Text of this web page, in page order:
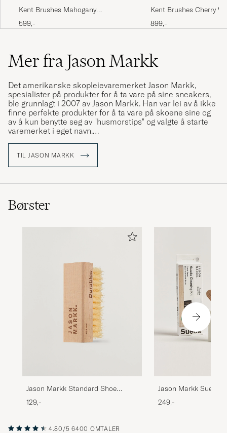
Kent Brushes Mahogany
Cashmere Clothing Brush
599,-
Kent Brushes Cherry
Sided Clothing Brush
899,-
Mer fra Jason Markk
Det amerikanske skopleievaremerket Jason Markk,
spesialister på produkter for å ta vare på sine sneakers,
ble grunnlagt i 2007 av Jason Markk. Han var lei av å ikke
finne perfekte produkter for å ta vare på skoene sine og
av å kun benytte seg av "husmorstips" og valgte å starte
varemerket i eget navn.
naturlige ingredienser som mulig, der 98 % av råvarene
kommer fra naturlige produkter. Alt for at skopleien skal
brukes uansett materialet i skoene.
TIL JASON MARKK
Børster
Jason Markk Standard Shoe
Cleaning Brush
129,-
Jason Markk Suede
249,-
4.80/5 6400 OMTALER